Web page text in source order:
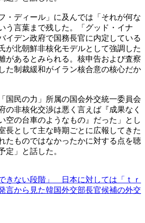
・ディール」に及んでは「それが何な
う言葉まで残した。「グッド・イナ
イデン政府で国務長官に内定している
が北朝鮮非核化モデルとして強調した
があるとみられる。核申告および査察
た制裁緩和がイラン核合意の核心だか
国民の力」所属の国会外交統一委員会
の非核化交渉は悪く言えば『成果なく
空の台車のようなもの』だった」とし
長として主な時期ごとに広報してきた
たものではなかったかに対する点を聴
定」と話した。
きない段階」 日本に対しては「ｔｒ
から見た韓国外交部長官候補の外交